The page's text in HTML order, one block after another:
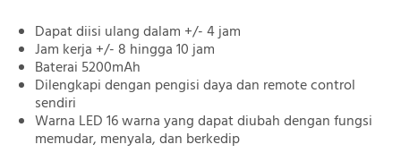
Dapat diisi ulang dalam +/- 4 jam
Jam kerja +/- 8 hingga 10 jam
Baterai 5200mAh
Dilengkapi dengan pengisi daya dan remote control
sendiri
Warna LED 16 warna yang dapat diubah dengan fungsi
memudar, menyala, dan berkedip